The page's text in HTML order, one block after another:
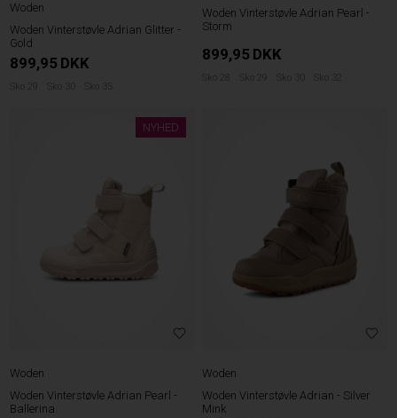
Woden
Woden Vinterstøvle Adrian Glitter -
Gold
899,95 DKK
Sko 29 Sko 30 Sko 35
Woden Vinterstøvle Adrian Pearl -
Storm
899,95 DKK
Sko 28 Sko 29 Sko 30 Sko 32
NYHED
Woden
Woden Vinterstøvle Adrian Pearl -
Ballerina
Woden
Woden Vinterstøvle Adrian - Silver
Mink